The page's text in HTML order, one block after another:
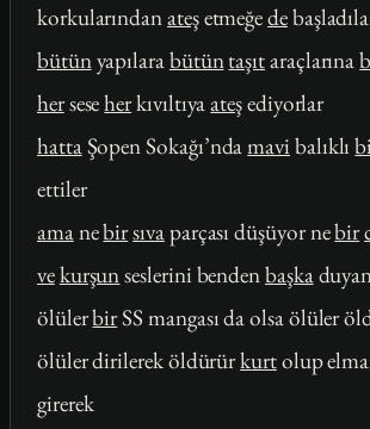
korkularındanateşetmeğede
bütünyapılarabütüntaşıtaraçlarına
herseseherkıvıltıyaateşediyorlar
hattaŞopen Sokağı’ndamavi balıklı
ettiler
amanebirsıvaparçası düşüyor nebir
vekurşunseslerini bendenbaşka
ölülerbirSS mangası da olsa ölüler
ölüler dirilerek öldürürkurtolup
girerek